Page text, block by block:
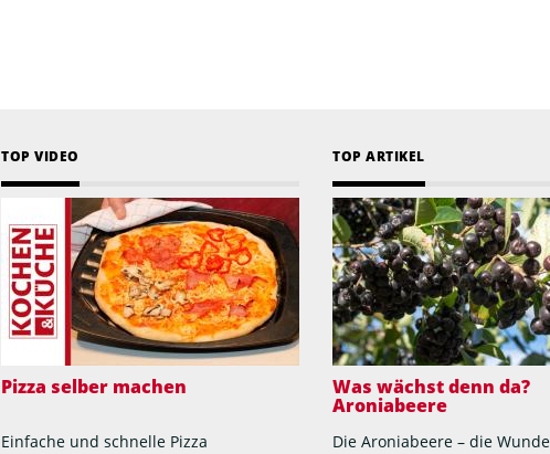
TOP VIDEO
Pizza selber machen
Einfache und schnelle Pizza
TOP ARTIKEL
Was wächst denn da?
Aroniabeere
Die Aroniabeere – die